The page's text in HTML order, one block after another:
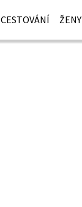
CESTOVÁNÍ ŽENY